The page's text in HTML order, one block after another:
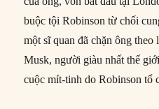
buộc tội Robinson từ chối
một sĩ quan đã chặn ông
Musk, người giàu nhất thế
cuộc mít-tinh do Robinson tổ